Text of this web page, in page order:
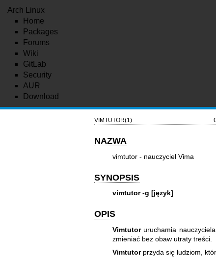
Arch Linux
Home
Packages
Forums
Wiki
GitLab
Security
AUR
Download
VIMTUTOR(1)
NAZWA
vimtutor - nauczyciel Vima
SYNOPSIS
vimtutor -g [język]
OPIS
Vimtutoruruchamia
zmieniać bez obaw utraty treści.
Vimtutorprzyda się ludziom,